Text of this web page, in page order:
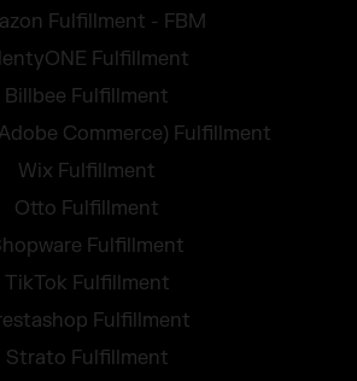
Fulfillment - FBM
Fulfillment
Billbee Fulfillment
Commerce) Fulfillment
Wix Fulfillment
Otto Fulfillment
Fulfillment
TikTok Fulfillment
Fulfillment
Strato Fulfillment